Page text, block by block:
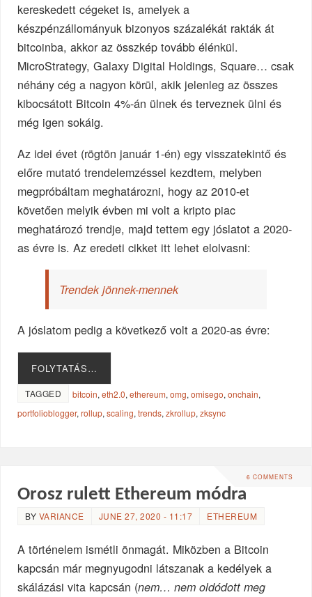
kereskedett cégeket is, amelyek a
készpénzállományuk bizonyos százalékát rakták át
bitcoinba, akkor az összkép tovább élénkül.
MicroStrategy, Galaxy Digital Holdings, Square… csak
néhány cég a nagyon körül, akik jelenleg az összes
kibocsátott Bitcoin 4%-án ülnek és terveznek ülni és
még igen sokáig.
Az idei évet (rögtön január 1-én) egy visszatekintő és
előre mutató trendelemzéssel kezdtem, melyben
megpróbáltam meghatározni, hogy az 2010-et
követően melyik évben mi volt a kripto piac
meghatározó trendje, majd tettem egy jóslatot a 2020-
as évre is. Az eredeti cikket itt lehet elolvasni:
Trendek jönnek-mennek
A jóslatom pedig a következő volt a 2020-as évre:
FOLYTATÁS…
TAGGED bitcoin,eth2.0,ethereum,omg,omisego,onchain,
portfolioblogger,rollup,scaling,trends,zkrollup,zksync
6 COMMENTS
Orosz rulett Ethereum módra
BY VARIANCE JUNE 27, 2020 - 11:17 ETHEREUM
A történelem ismétli önmagát. Miközben a Bitcoin
kapcsán már megnyugodni látszanak a kedélyek a
skálázási vita kapcsán (nem… nem oldódott meg